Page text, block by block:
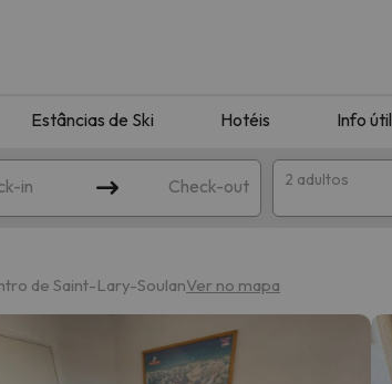
Estâncias de Ski Hotéis Info útil
in Check-out 2 adultos
de Saint-Lary-SoulanVer no mapa